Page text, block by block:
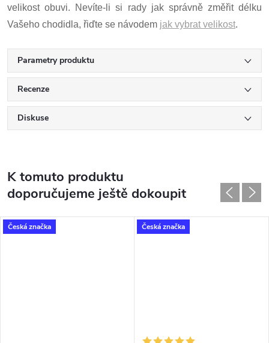
velikost obuvi. Nevíte-li si rady jak správně změřit délku
Vašeho chodidla, řiďte se návodem jak vybrat velikost.
Parametry produktu
Recenze
Diskuse
K tomuto produktu
doporučujeme ještě dokoupit
Česká značka Česká značka